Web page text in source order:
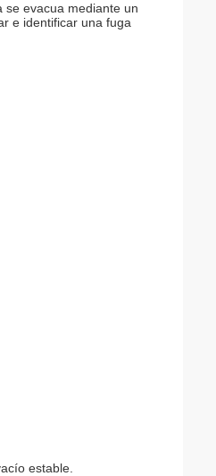
se evacua mediante un
e identificar una fuga
estable.